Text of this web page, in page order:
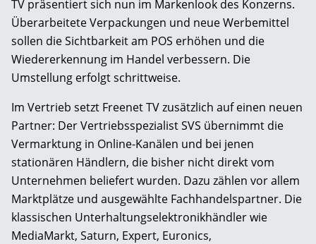
TV präsentiert sich nun im Markenlook des Konzerns.
Überarbeitete Verpackungen und neue Werbemittel
sollen die Sichtbarkeit am POS erhöhen und die
Wiedererkennung im Handel verbessern. Die
Umstellung erfolgt schrittweise.
Im Vertrieb setzt Freenet TV zusätzlich auf einen neuen
Partner: Der Vertriebsspezialist SVS übernimmt die
Vermarktung in Online-Kanälen und bei jenen
stationären Händlern, die bisher nicht direkt vom
Unternehmen beliefert wurden. Dazu zählen vor allem
Marktplätze und ausgewählte Fachhandelspartner. Die
klassischen Unterhaltungselektronikhändler wie
MediaMarkt, Saturn, Expert, Euronics,